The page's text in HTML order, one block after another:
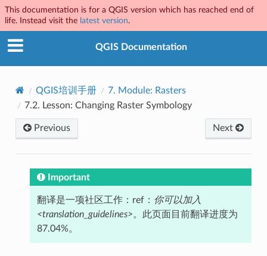
This documentation is for a QGIS version which has reached end of
life. Instead visit the latest version.
QGIS Documentation
QGIS培训手册 7. Module: Rasters
7.2. Lesson: Changing Raster Symbology
Previous Next
Important
翻译是一项社区工作：ref： 你可以加入
<translation_guidelines>。此页面目前翻译进度为
87.04%。